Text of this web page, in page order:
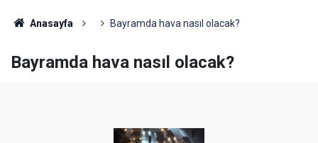
Anasayfa Bayramda hava nasıl olacak?
Bayramda hava nasıl olacak?